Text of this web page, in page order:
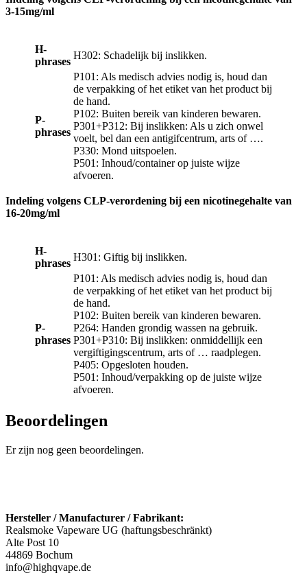
3-15mg/ml
H-
phrases
H302: Schadelijk bij inslikken.
P-
phrases
P101: Als medisch advies nodig is, houd dan
de verpakking of het etiket van het product bij
de hand.
P102: Buiten bereik van kinderen bewaren.
P301+P312: Bij inslikken: Als u zich onwel
voelt, bel dan een antigifcentrum, arts of ….
P330: Mond uitspoelen.
P501: Inhoud/container op juiste wijze
afvoeren.
Indeling volgens CLP-verordening bij een nicotinegehalte van
16-20mg/ml
H-
phrases
H301: Giftig bij inslikken.
P-
phrases
P101: Als medisch advies nodig is, houd dan
de verpakking of het etiket van het product bij
de hand.
P102: Buiten bereik van kinderen bewaren.
P264: Handen grondig wassen na gebruik.
P301+P310: Bij inslikken: onmiddellijk een
vergiftigingscentrum, arts of … raadplegen.
P405: Opgesloten houden.
P501: Inhoud/verpakking op de juiste wijze
afvoeren.
Beoordelingen
Er zijn nog geen beoordelingen.
Hersteller / Manufacturer / Fabrikant:
Realsmoke Vapeware UG (haftungsbeschränkt)
Alte Post 10
44869 Bochum
info@highqvape.de